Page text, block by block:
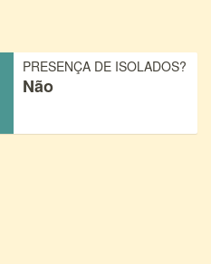
PRESENÇA DE ISOLADOS?
Não